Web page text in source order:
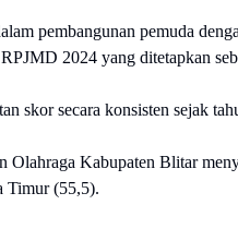
pembangunan pemuda
2024 yang ditetapkan
skor secara konsisten sejak
Olahraga Kabupaten Blitar
Timur (55,5).